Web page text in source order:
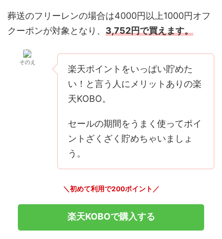
葬送のフリーレンの場合は4000円以上1000円オフ
クーポンが対象となり、 3,752円で買えます。
そのえ
楽天ポイントをいっぱい貯めた
い！と言う人にメリットありの楽
天KOBO。
セールの期間をうまく使ってポイ
ントざくざく貯めちゃいましょ
う。
＼初めて利用で200ポイント／
楽天KOBOで購入する